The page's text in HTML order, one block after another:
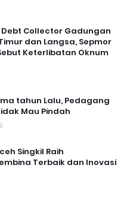
Collector Gadungan
dan Langsa, Sepmor
Keterlibatan Oknum
tahun Lalu, Pedagang
Mau Pindah
Singkil Raih
Terbaik dan Inovasi